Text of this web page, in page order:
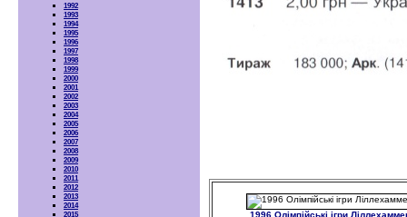
1992
1993
1994
1995
1996
1997
1998
1999
2000
2001
2002
2003
2004
2005
2006
2007
2008
2009
2010
2011
2012
2013
2014
2015
1996 Олімпійські ігри